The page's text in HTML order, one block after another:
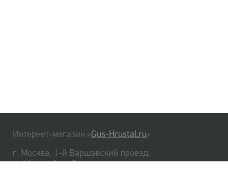
Интернет-магазин «Gus-Hrustal.ru»
г. Москва, 1-й Варшавский проезд,
д. 1А, стр. 3, м. Варшавская